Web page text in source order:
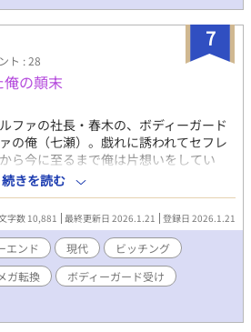
7
ト : 28
の顛末
ファの社長・春木の、ボディーガード
の俺（七瀬）。戯れに誘われてセフレ
ら今に至るまで俺は片想いをしてい
人に接するように甘い言葉で絡め取ろ
※ビッチング（後天性オメガ転換）の
メガ）。
続きを読む
字数 10,881 最終更新日 2026.1.21 登録日 2026.1.21
エンド 現代
ビッチング
ガ転換
ボディーガード受け